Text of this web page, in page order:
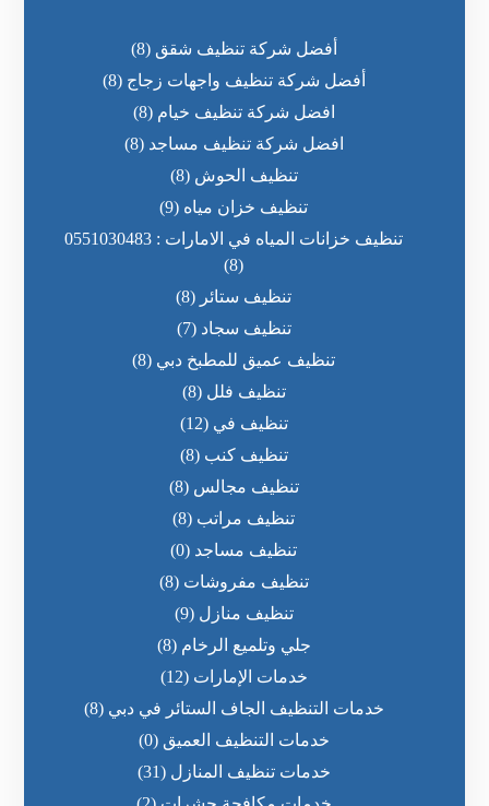
أفضل شركة تنظيف شقق (8)
أفضل شركة تنظيف واجهات زجاج (8)
افضل شركة تنظيف خيام (8)
افضل شركة تنظيف مساجد (8)
تنظيف الحوش (8)
تنظيف خزان مياه (9)
تنظيف خزانات المياه في الامارات : 0551030483
(8)
تنظيف ستائر (8)
تنظيف سجاد (7)
تنظيف عميق للمطبخ دبي (8)
تنظيف فلل (8)
تنظيف في (12)
تنظيف كنب (8)
تنظيف مجالس (8)
تنظيف مراتب (8)
تنظيف مساجد (0)
تنظيف مفروشات (8)
تنظيف منازل (9)
جلي وتلميع الرخام (8)
خدمات الإمارات (12)
خدمات التنظيف الجاف الستائر في دبي (8)
خدمات التنظيف العميق (0)
خدمات تنظيف المنازل (31)